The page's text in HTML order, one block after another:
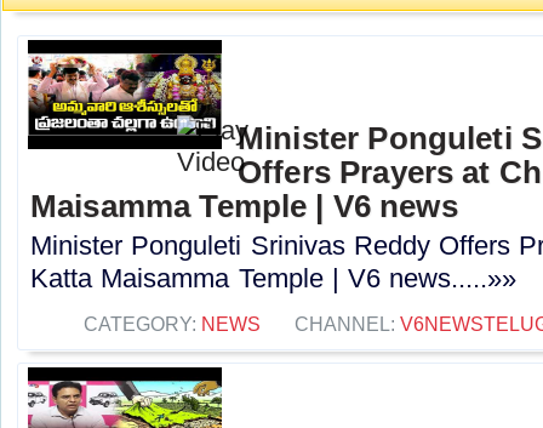
Minister Ponguleti
Offers Prayers at
Maisamma Temple | V6 news
Minister Ponguleti Srinivas Reddy Offers
Katta Maisamma Temple | V6 news.....»»
CATEGORY: NEWS CHANNEL: